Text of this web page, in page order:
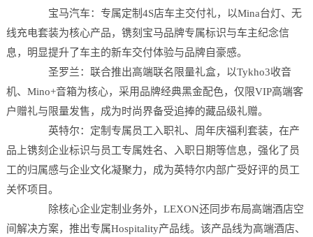
宝马汽车：专属定制4S店车主交付礼，以Mina台灯、无
线充电套装为核心产品，镌刻宝马品牌专属标识与车主纪念信
息，明显提升了车主的新车交付体验与品牌自豪感。
圣罗兰：联合推出高端联名限量礼盒，以Tykho3收音
机、Mino+音箱为核心，采用品牌经典黑金配色，仅限VIP高端客
户赠礼与限量发售，成为时尚界备受追捧的藏品级礼赠。
英特尔：定制专属员工入职礼、周年庆福利套装，在产
品上镌刻企业标识与员工专属姓名、入职日期等信息，强化了员
工的归属感与企业文化凝聚力，成为英特尔内部广受好评的员工
关怀项目。
除核心企业定制业务外，LEXON还同步布局高端酒店空
间解决方案，推出专属Hospitality产品线。该产品线为高端酒店、